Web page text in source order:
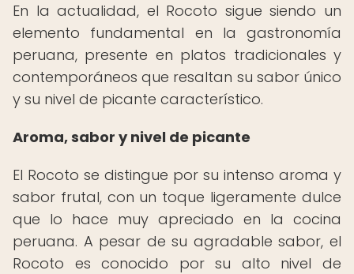
En la actualidad, el Rocoto sigue siendo un
elemento fundamental en la gastronomía
peruana, presente en platos tradicionales y
contemporáneos que resaltan su sabor único
y su nivel de picante característico.
Aroma, sabor y nivel de picante
El Rocoto se distingue por su intenso aroma y
sabor frutal, con un toque ligeramente dulce
que lo hace muy apreciado en la cocina
peruana. A pesar de su agradable sabor, el
Rocoto es conocido por su alto nivel de